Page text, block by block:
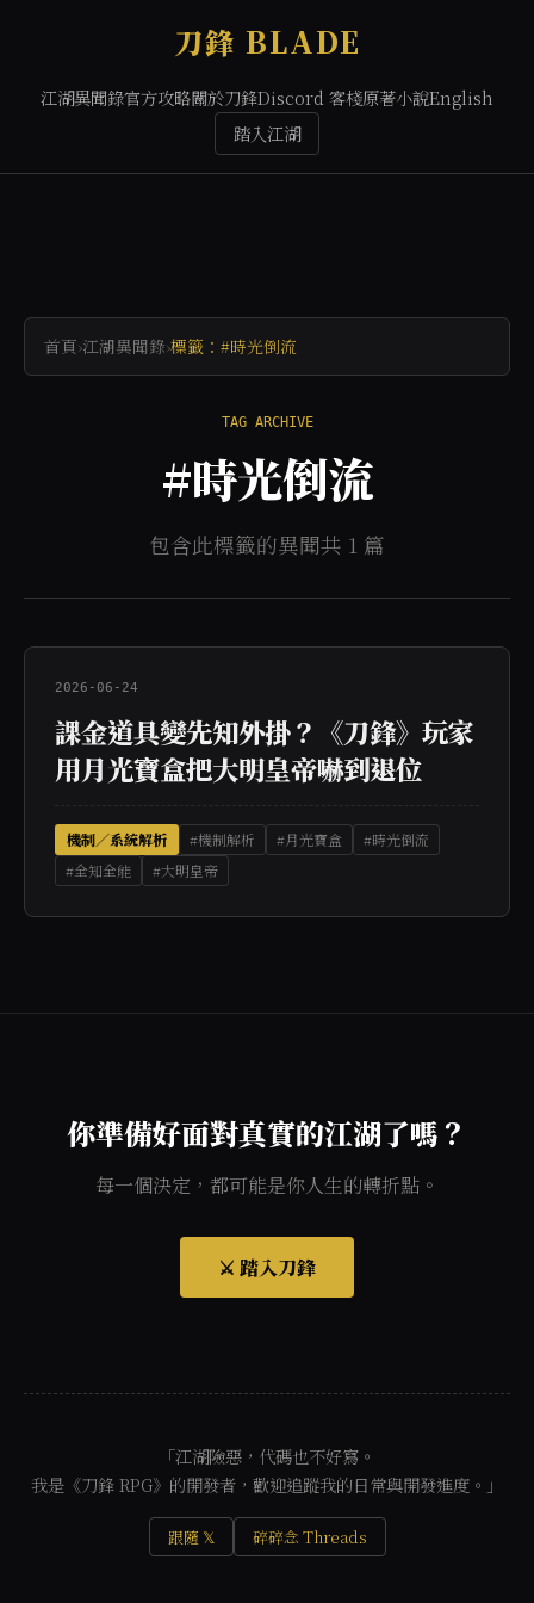
刀鋒 BLADE
江湖異聞錄官方攻略關於刀鋒Discord 客棧原著小說English
踏入江湖
首頁›江湖異聞錄›標籤：#時光倒流
TAG ARCHIVE
#時光倒流
包含此標籤的異聞共 1 篇
2026-06-24
課金道具變先知外掛？《刀鋒》玩家
用月光寶盒把大明皇帝嚇到退位
機制／系統解析 #機制解析 #月光寶盒
#時光倒流
#全知全能
#大明皇帝
你準備好面對真實的江湖了嗎？
每一個決定，都可能是你人生的轉折點。
⚔️ 踏入刀鋒
「江湖險惡，代碼也不好寫。
我是《刀鋒 RPG》的開發者，歡迎追蹤我的日常與開發進度。」
跟隨 𝕏 碎碎念 Threads